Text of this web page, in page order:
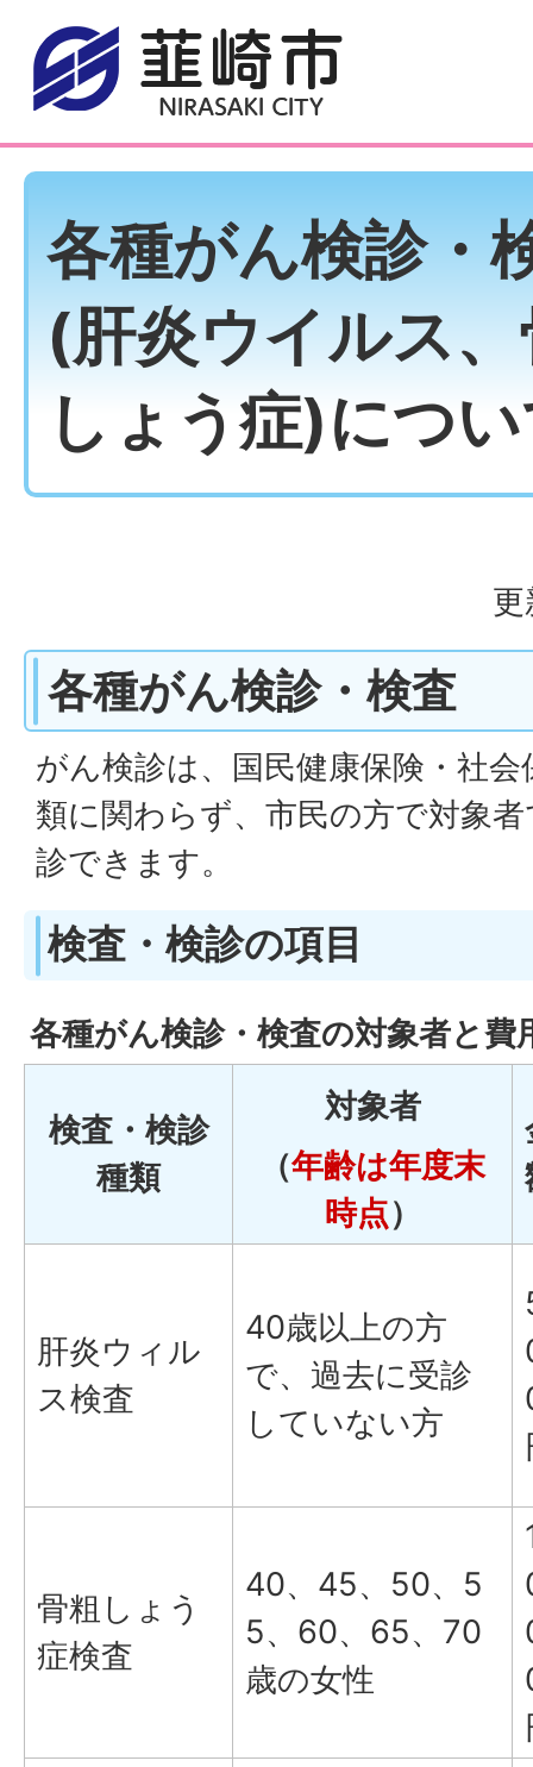
各種がん検診・
(肝炎ウイルス
しょう症)につ
各種がん検診・検査
がん検診は、国民健康保険・社
類に関わらず、市民の方で対象
診できます。
検査・検診の項目
各種がん検診・検査の対象者と費
検査・検診
種類
対象者
（年齢は年度末
時点）
肝炎ウィル
ス検査
40歳以上の方
で、過去に受診
していない方
骨粗しょう
症検査
40、45、50、5
5、60、65、70
歳の女性